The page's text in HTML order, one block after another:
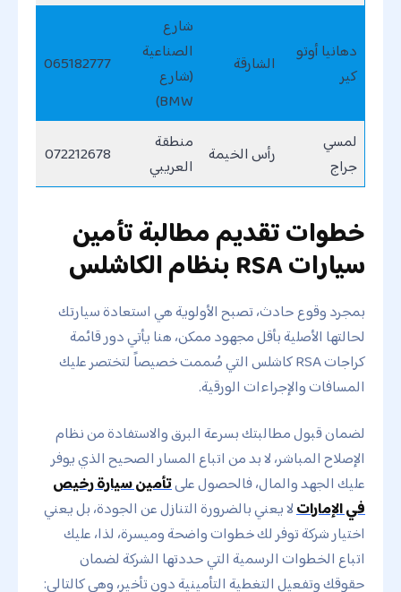
دهانيا أوتو
كير
الشارقة
شارع
الصناعية
(شارع
BMW)
065182777
لمسي
جراج
رأس الخيمة
منطقة
العريبي
072212678
خطوات تقديم مطالبة تأمين
سيارات RSA بنظام الكاشلس
بمجرد وقوع حادث، تصبح الأولوية هي استعادة سيارتك
لحالتها الأصلية بأقل مجهود ممكن، هنا يأتي دور قائمة
كراجات RSA كاشلس التي صُممت خصيصاً لتختصر عليك
المسافات والإجراءات الورقية.
لضمان قبول مطالبتك بسرعة البرق والاستفادة من نظام
الإصلاح المباشر، لا بد من اتباع المسار الصحيح الذي يوفر
عليك الجهد والمال، فالحصول علىتأمين سيارة رخيص
في الإماراتلا يعني بالضرورة التنازل عن الجودة، بل يعني
اختيار شركة توفر لك خطوات واضحة وميسرة، لذا، عليك
اتباع الخطوات الرسمية التي حددتها الشركة لضمان
حقوقك وتفعيل التغطية التأمينية دون تأخير، وهي كالتالي: